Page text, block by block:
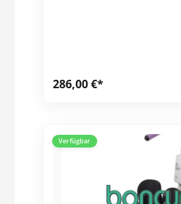
286,00 €*
Verfügbar